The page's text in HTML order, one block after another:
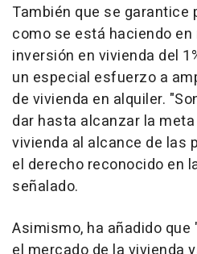
También que se garantice
como se está haciendo
inversión en vivienda del
un especial esfuerzo a
de vivienda en alquiler.
dar hasta alcanzar la
vivienda al alcance de las
el derecho reconocido en
señalado.
Asimismo, ha añadido